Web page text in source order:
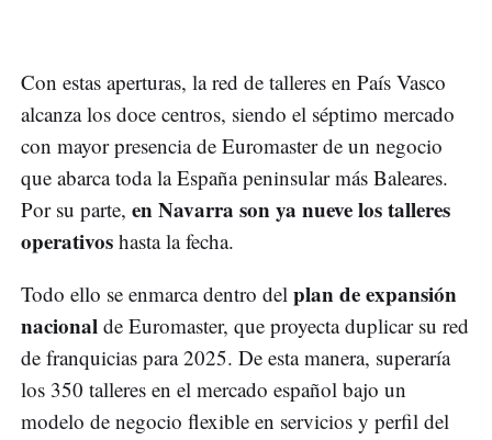
Con estas aperturas, la red de talleres en País Vasco
alcanza los doce centros, siendo el séptimo mercado
con mayor presencia de Euromaster de un negocio
que abarca toda la España peninsular más Baleares.
Por su parte, en Navarra son ya nueve los talleres
operativos hasta la fecha.
Todo ello se enmarca dentro del plan de expansión
nacional de Euromaster, que proyecta duplicar su red
de franquicias para 2025. De esta manera, superaría
los 350 talleres en el mercado español bajo un
modelo de negocio flexible en servicios y perfil del